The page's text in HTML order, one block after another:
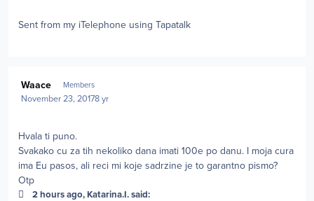
Sent from my iTelephone using Tapatalk
Waace Members
November 23, 20178 yr
Hvala ti puno.
Svakako cu za tih nekoliko dana imati 100e po danu. I moja cura
ima Eu pasos, ali reci mi koje sadrzine je to garantno pismo?
Otp
2 hours ago, Katarina.I. said: